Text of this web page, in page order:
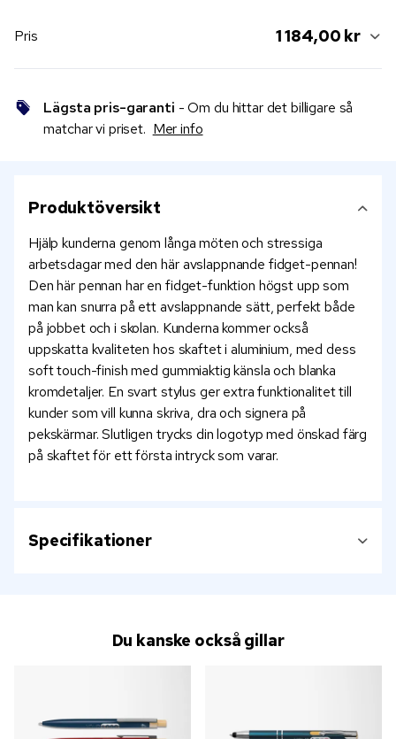
Pris 1 184,00 kr
Lägsta pris-garanti - Om du hittar det billigare så
matchar vi priset. Mer info
Produktöversikt
Hjälp kunderna genom långa möten och stressiga
arbetsdagar med den här avslappnande fidget-pennan!
Den här pennan har en fidget-funktion högst upp som
man kan snurra på ett avslappnande sätt, perfekt både
på jobbet och i skolan. Kunderna kommer också
uppskatta kvaliteten hos skaftet i aluminium, med dess
soft touch-finish med gummiaktig känsla och blanka
kromdetaljer. En svart stylus ger extra funktionalitet till
kunder som vill kunna skriva, dra och signera på
pekskärmar. Slutligen trycks din logotyp med önskad färg
på skaftet för ett första intryck som varar.
Specifikationer
Du kanske också gillar